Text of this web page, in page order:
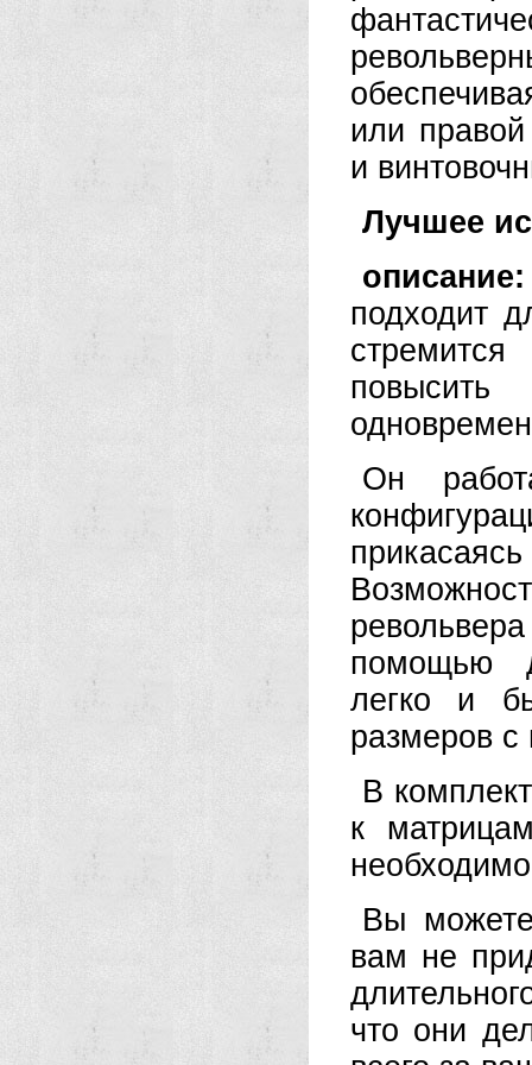
или
и
Лучшее
подходит
стремится
Он
помощью
легко и
размеров
В
к
Вы
вам не
что они